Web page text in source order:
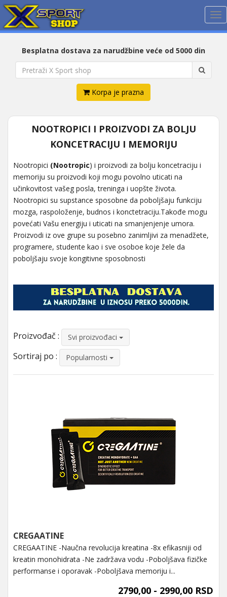
Besplatna dostava za narudžbine veće od 5000 din
Korpa je prazna
NOOTROPICI I PROIZVODI ZA BOLJU
KONCETRACIJU I MEMORIJU
Nootropici (Nootropic) i proizvodi za bolju koncetraciju i
memoriju su proizvodi koji mogu povolno uticati na
učinkovitost vašeg posla, treninga i uopšte života.
Nootropici su supstance sposobne da poboljšaju funkciju
mozga, raspoloženje, budnos i konctetraciju.Takođe mogu
povećati Vašu energiju i uticati na smanjenjenje umora.
Proizvodi iz ove grupe su posebno zanimljivi za menadžete,
programere, studente kao i sve osoboe koje žele da
poboljšaju svoje kongitivne sposobnosti
Proizvođač : Svi proizvođaci
Sortiraj po : Popularnosti
CREGAATINE
CREGAATINE -Naučna revolucija kreatina -8x efikasniji od
kreatin monohidrata -Ne zadržava vodu -Poboljšava fizičke
performanse i oporavak -Poboljšava memoriju i...
2790,00 - 2990,00 RSD